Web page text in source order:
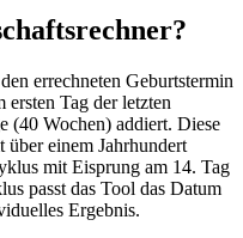
errechneten Geburtstermin
Tag der letzten
(40 Wochen) addiert. Diese
einem Jahrhundert
mit Eisprung am 14. Tag
passt das Tool das Datum
Ergebnis.